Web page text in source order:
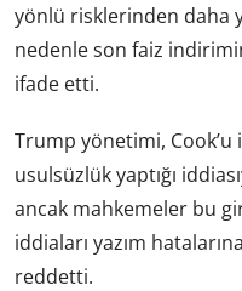
yönlü risklerinden daha
nedenle son faiz
ifade etti.
Trump yönetimi,
usulsüzlük yaptığı
ancak mahkemeler bu
iddiaları yazım
reddetti.